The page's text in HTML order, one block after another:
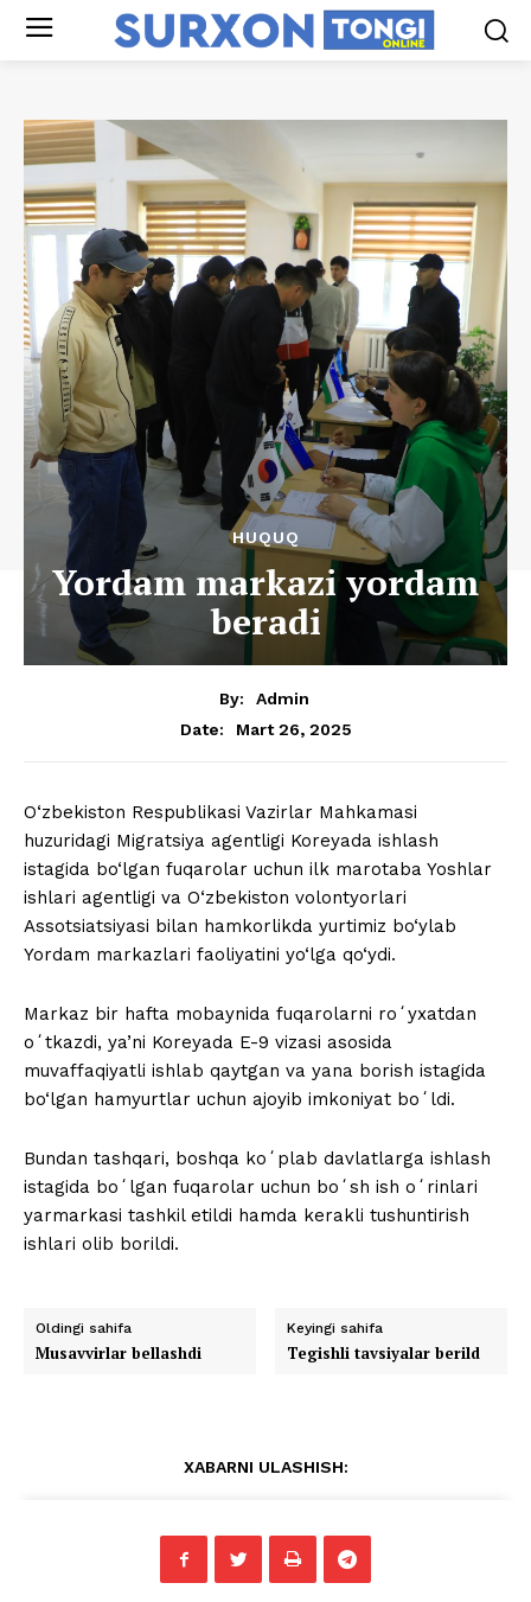
HUQUQ
Yordam markazi yordam
beradi
By:
Admin
Date:
Mart 26, 2025
O‘zbekiston Respublikasi Vazirlar Mahkamasi
huzuridagi Migratsiya agentligi Koreyada ishlash
istagida bo‘lgan fuqarolar uchun ilk marotaba Yoshlar
ishlari agentligi va O‘zbekiston volontyorlari
Assotsiatsiyasi bilan hamkorlikda yurtimiz bo‘ylab
Yordam markazlari faoliyatini yo‘lga qo‘ydi.
Markaz bir hafta mobaynida fuqarolarni roʻyxatdan
oʻtkazdi, ya’ni Koreyada E-9 vizasi asosida
muvaffaqiyatli ishlab qaytgan va yana borish istagida
bo‘lgan hamyurtlar uchun ajoyib imkoniyat boʻldi.
Bundan tashqari, boshqa koʻplab davlatlarga ishlash
istagida boʻlgan fuqarolar uchun boʻsh ish oʻrinlari
yarmarkasi tashkil etildi hamda kerakli tushuntirish
ishlari olib borildi.
Oldingi sahifa
Musavvirlar bellashdi
Keyingi sahifa
Tegishli tavsiyalar berild
XABARNI ULASHISH: